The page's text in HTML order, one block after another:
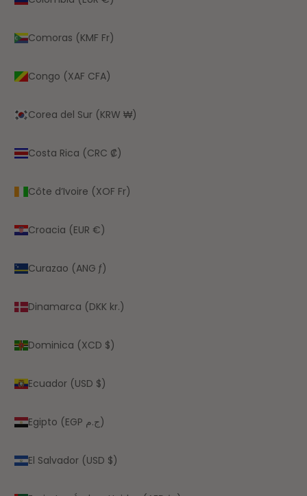
Comoras (KMF Fr)
Congo (XAF CFA)
Corea del Sur (KRW ₩)
Costa Rica (CRC ₡)
Côte d’Ivoire (XOF Fr)
Croacia (EUR €)
Curazao (ANG ƒ)
Dinamarca (DKK kr.)
Dominica (XCD $)
Ecuador (USD $)
Egipto (EGP ج.م)
El Salvador (USD $)